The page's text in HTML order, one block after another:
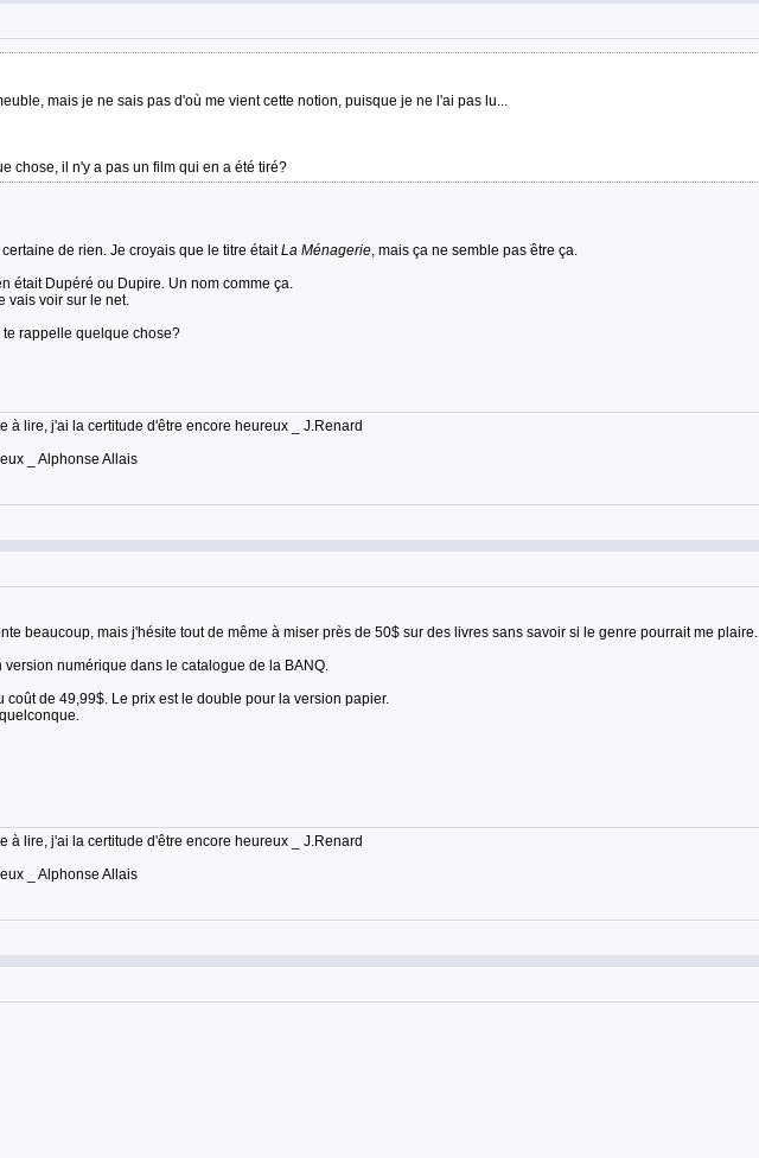
mais je ne sais pas d'où me vient cette notion, puisque je ne l'ai pas lu...
chose, il n'y a pas un film qui en a été tiré?
de rien. Je croyais que le titre étaitLa Ménagerie, mais ça ne semble pas être ça.
était Dupéré ou Dupire. Un nom comme ça.
vais voir sur le net.
te rappelle quelque chose?
à lire, j'ai la certitude d'être encore heureux _ J.Renard
_ Alphonse Allais
beaucoup, mais j'hésite tout de même à miser près de 50$ sur des livres sans savoir si le genre pourrait me plaire.
numérique dans le catalogue de la BANQ.
coût de 49,99$. Le prix est le double pour la version papier.
à lire, j'ai la certitude d'être encore heureux _ J.Renard
_ Alphonse Allais